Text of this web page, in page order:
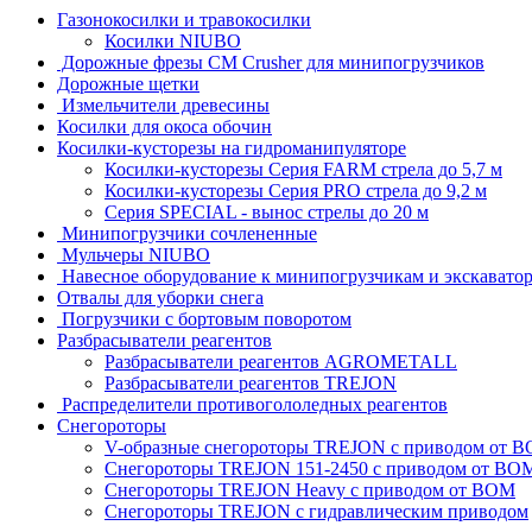
Газонокосилки и травокосилки
Косилки NIUBO
Дорожные фрезы CM Crusher для минипогрузчиков
Дорожные щетки
Измельчители древесины
Косилки для окоса обочин
Косилки-кусторезы на гидроманипуляторе
Косилки-кусторезы Серия FARM стрела до 5,7 м
Косилки-кусторезы Серия PRO стрела до 9,2 м
Серия SPECIAL - вынос стрелы до 20 м
Минипогрузчики сочлененные
Мульчеры NIUBO
Навесное оборудование к минипогрузчикам и
Отвалы для уборки снега
Погрузчики с бортовым поворотом
Разбрасыватели реагентов
Разбрасыватели реагентов AGROMETALL
Разбрасыватели реагентов TREJON
Распределители противогололедных реагентов
Снегороторы
V-образные снегороторы TREJON с приводом от
Снегороторы TREJON 151-2450 с приводом от
Снегороторы TREJON Heavy с приводом от ВОМ
Снегороторы TREJON с гидравлическим приводом